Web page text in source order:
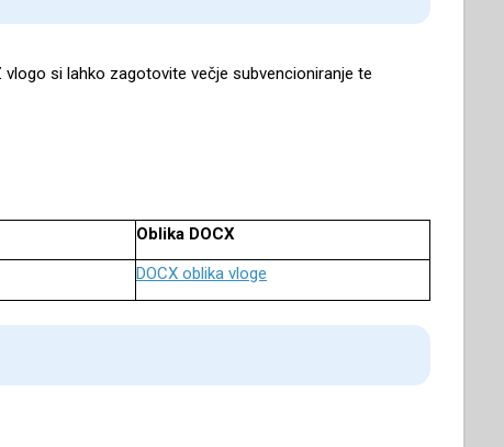
vlogo si lahko zagotovite večje subvencioniranje te
Oblika DOCX
DOCX oblika vloge